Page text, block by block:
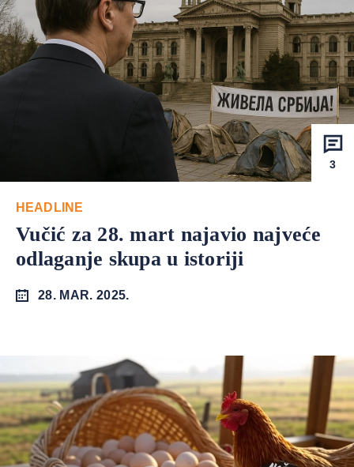
3
HEADLINE
Vučić za 28. mart najavio najveće
odlaganje skupa u istoriji
28. MAR. 2025.